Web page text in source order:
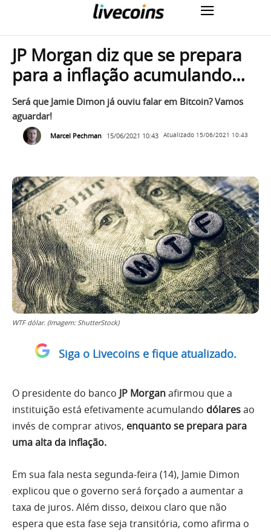
JP Morgan diz que se prepara
para a inflação acumulando…
Será que Jamie Dimon já ouviu falar em Bitcoin? Vamos
aguardar!
Marcel Pechman 15/06/2021 10:43 Atualizado 15/06/2021 10:43
WTF dólar. (Imagem: ShutterStock)
Siga o Livecoins e fique atualizado.
O presidente do banco JP Morganafirmou que a
instituição está efetivamente acumulando dólaresao
invés de comprar ativos, enquanto se prepara para
uma alta da inflação.
Em sua fala nesta segunda-feira (14), Jamie Dimon
explicou que o governo será forçado a aumentar a
taxa de juros. Além disso, deixou claro que não
espera que esta fase seja transitória, como afirma o